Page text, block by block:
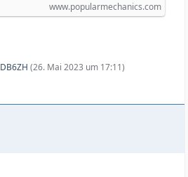
www.popularmechanics.com
DB6ZH (26. Mai 2023 um 17:11)